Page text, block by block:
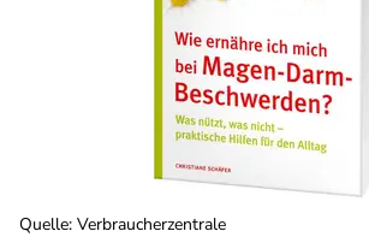
Quelle: Verbraucherzentrale